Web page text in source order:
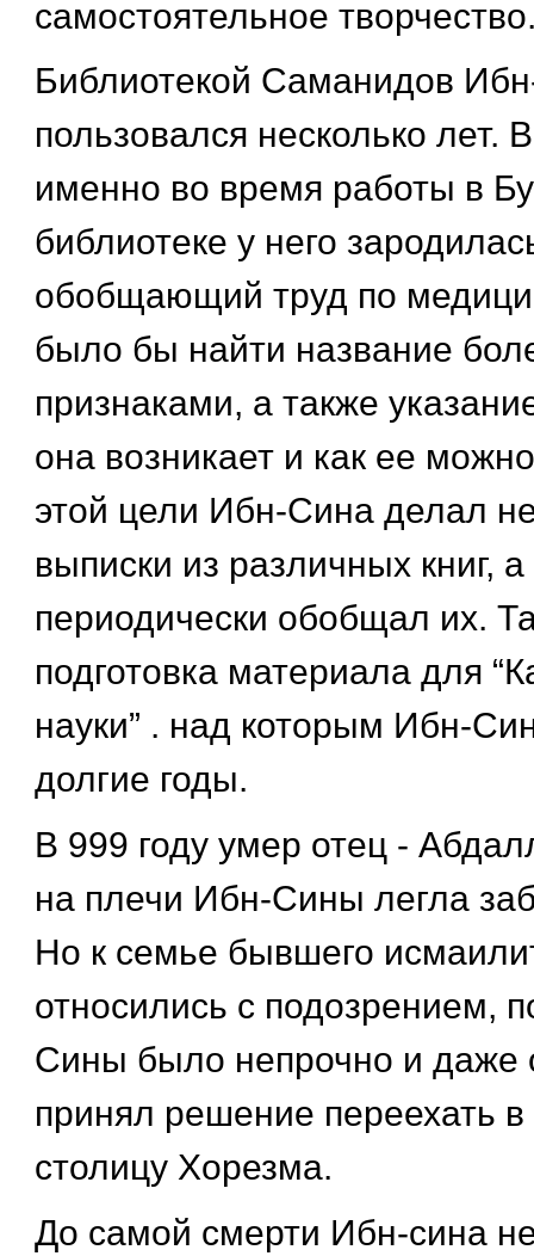
самостоятельное
Библиотекой Саманидов
пользовался несколько лет.
именно во время работы в
библиотеке у него
обобщающий труд по
было бы найти название
признаками, а также
она возникает и как ее
этой цели Ибн-Сина делал
выписки из различных книг,
периодически обобщал их.
подготовка материала для
науки” . над которым Ибн-
долгие годы.
В 999 году умер отец -
на плечи Ибн-Сины легла
Но к семье бывшего
относились с подозрением,
Сины было непрочно и даже
принял решение переехать в
столицу Хорезма.
До самой смерти Ибн-сина